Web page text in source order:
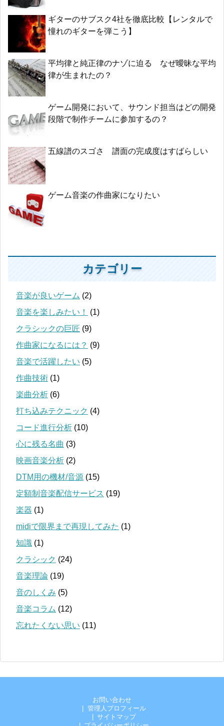
ギターのサブスク4社を徹底比較【レンタルで
憧れのギターを弾こう】
平均律と純正律のナゾに迫る なぜ曖昧な平均
律が生まれたの？
ゲーム開発において、サウンド担当はどの開発
段階で制作チームに参加するの？
五線譜のスゴさ 譜面の完成度はすばらしい
ゲーム音楽の作曲家になりたい
カテゴリー
音楽が良いゲーム (2)
音楽を楽しみたい！
(1)
クラシックの巨匠 (9)
作曲家になるには？ (9)
音楽で活躍したい (5)
作曲技術 (1)
楽曲分析 (6)
打ち込みテクニック (4)
コード進行分析 (10)
心に残る名曲 (3)
映画音楽分析 (2)
DTM用の機材/音源 (15)
定額制音楽配信サービス (19)
楽器 (1)
midiで限界まで再現してみた (1)
知識 (1)
クラシック (24)
音楽理論 (19)
音のしくみ (5)
音楽コラム (12)
忘れたくない思い (11)
お問い合わせ
管理人プロフィール
サイトマップ